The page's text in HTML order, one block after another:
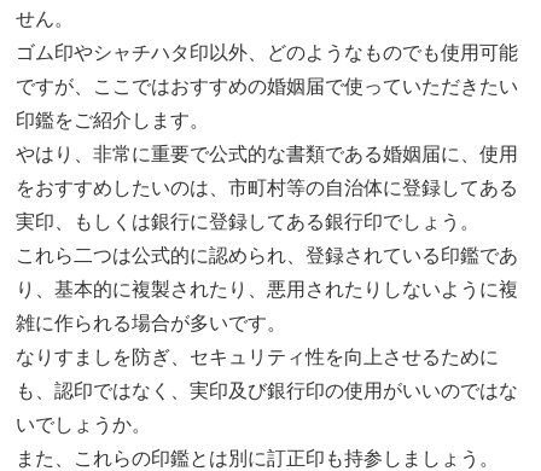
せん。
ゴム印やシャチハタ印以外、どのようなものでも使用可能
ですが、ここではおすすめの婚姻届で使っていただきたい
印鑑をご紹介します。
やはり、非常に重要で公式的な書類である婚姻届に、使用
をおすすめしたいのは、市町村等の自治体に登録してある
実印、もしくは銀行に登録してある銀行印でしょう。
これら二つは公式的に認められ、登録されている印鑑であ
り、基本的に複製されたり、悪用されたりしないように複
雑に作られる場合が多いです。
なりすましを防ぎ、セキュリティ性を向上させるために
も、認印ではなく、実印及び銀行印の使用がいいのではな
いでしょうか。
また、これらの印鑑とは別に訂正印も持参しましょう。